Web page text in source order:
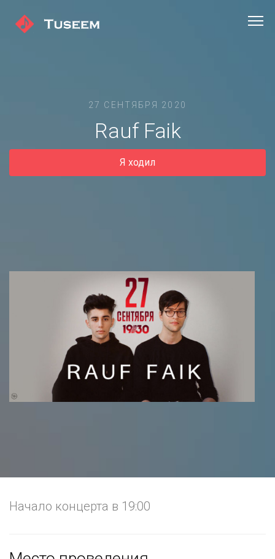
27 СЕНТЯБРЯ 2020
Rauf Faik
Я ходил
Начало концерта в 19:00